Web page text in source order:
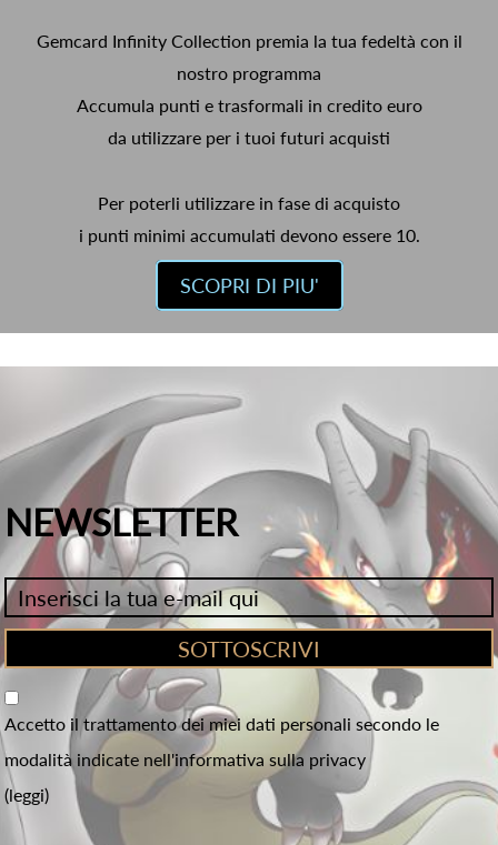
Gemcard Infinity Collection premia la tua fedeltà con il
nostro programma
Accumula punti e trasformali in credito euro
da utilizzare per i tuoi futuri acquisti
Per poterli utilizzare in fase di acquisto
i punti minimi accumulati devono essere 10.
SCOPRI DI PIU'
NEWSLETTER
Accetto il trattamento dei miei dati personali secondo le
modalità indicate nell'informativa sulla privacy
(leggi)